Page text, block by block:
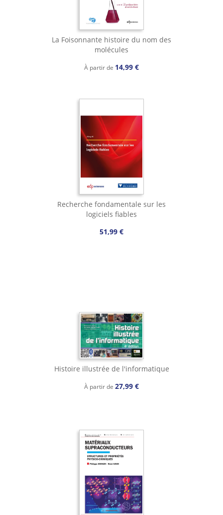
La Foisonnante histoire du nom des
molécules
À partir de 14,99 €
Recherche fondamentale sur les
logiciels fiables
51,99 €
Histoire illustrée de l'informatique
À partir de 27,99 €